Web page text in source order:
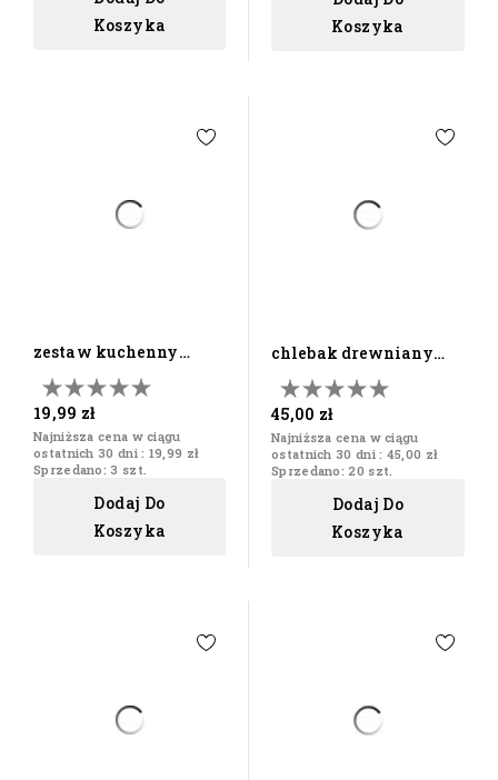
Koszyka
Koszyka
zestaw kuchenny
stolnica + akcesoria
dla...
19,99 zł
Najniższa cena w ciągu
ostatnich 30 dni : 19,99 zł
Sprzedano: 3 szt.
Dodaj Do
Koszyka
chlebak drewniany
naturalny buk
45,00 zł
Najniższa cena w ciągu
ostatnich 30 dni : 45,00 zł
Sprzedano: 20 szt.
Dodaj Do
Koszyka